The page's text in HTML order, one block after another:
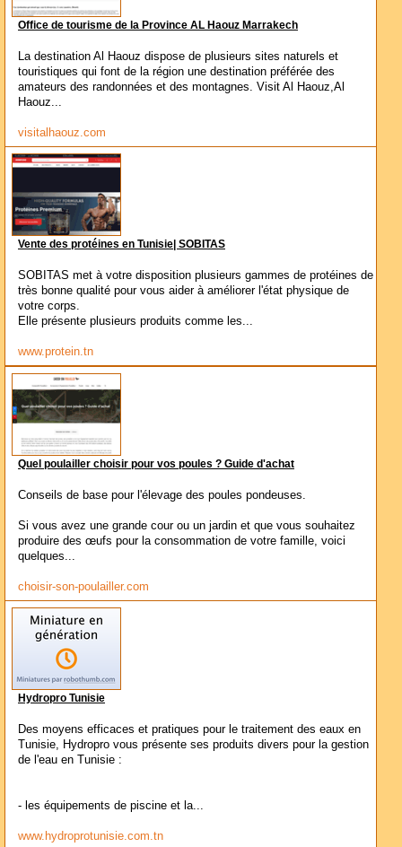
Office de tourisme de la Province AL Haouz Marrakech
La destination Al Haouz dispose de plusieurs sites naturels et
touristiques qui font de la région une destination préférée des
amateurs des randonnées et des montagnes. Visit Al Haouz,Al
Haouz...
visitalhaouz.com
Vente des protéines en Tunisie| SOBITAS
SOBITAS met à votre disposition plusieurs gammes de protéines de
très bonne qualité pour vous aider à améliorer l'état physique de
votre corps.
Elle présente plusieurs produits comme les...
www.protein.tn
Quel poulailler choisir pour vos poules ? Guide d'achat
Conseils de base pour l'élevage des poules pondeuses.
Si vous avez une grande cour ou un jardin et que vous souhaitez
produire des œufs pour la consommation de votre famille, voici
quelques...
choisir-son-poulailler.com
Hydropro Tunisie
Des moyens efficaces et pratiques pour le traitement des eaux en
Tunisie, Hydropro vous présente ses produits divers pour la gestion
de l'eau en Tunisie :
- les équipements de piscine et la...
www.hydroprotunisie.com.tn